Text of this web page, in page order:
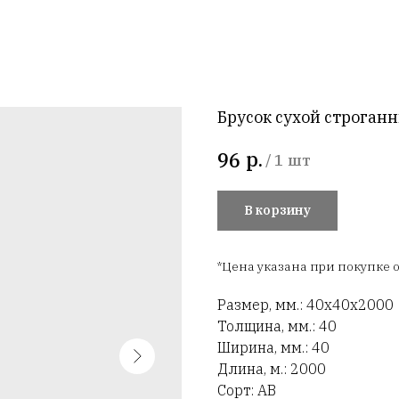
Брусок сухой
96 р. / 1 шт
В корзину
*Цена указана при покупке
Размер, мм.: 40х40х2000
Толщина, мм.: 40
Ширина, мм.: 40
Длина, м.: 2000
Сорт: АВ